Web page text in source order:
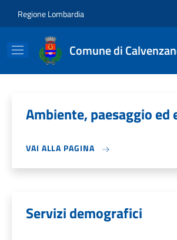
Regione Lombardia
Comune di
Ambiente, paesaggio ed
VAI ALLA PAGINA
Servizi demografici